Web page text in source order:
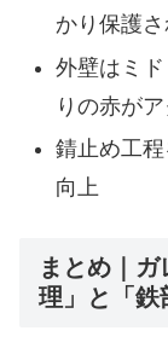
かり保護
外壁はミ
りの赤が
錆止め工
向上
まとめ｜
理」と「鉄